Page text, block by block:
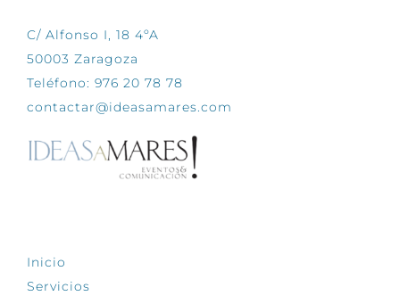
C/ Alfonso I, 18 4ºA
50003 Zaragoza
Teléfono: 976 20 78 78
contactar@ideasamares.com
Inicio
Servicios